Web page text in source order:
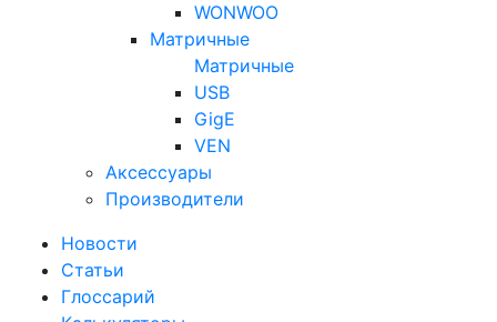
WONWOO
Матричные
Матричные
USB
GigE
VEN
Аксессуары
Производители
Новости
Статьи
Глоссарий